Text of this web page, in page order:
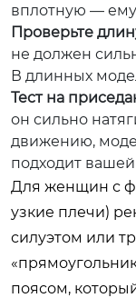
вплотную —
Проверьте
не должен
В длинных
Тест на
он сильно
движению,
подходит
Для женщин с
узкие плечи)
силуэтом или
поясом,